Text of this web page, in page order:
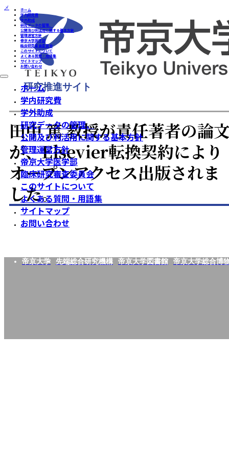
メインコンテンツへスキップ
研究推進サイト
ホーム
学内研究費
学外助成
研究データの管理、
公開及び利活用に関する基本方針
管理運営方針
帝京大学医学部
臨床研究審査委員会
このサイトについて
よくある質問・用語集
サイトマップ
お問い合わせ
ホーム
学内研究費
学外助成
研究データの管理、
公開及び利活用に関する基本方針
管理運営方針
帝京大学医学部
臨床研究審査委員会
このサイトについて
よくある質問・用語集
サイトマップ
お問い合わせ
ホーム/ お知らせ/田中 篤 教授が責任著者の論文が、Elsevier転換契約によりオープンアクセス
版されました。
田中 篤 教授が責任著者の論
が、Elsevier転換契約により
オープンアクセス出版されま
した。
帝京大学 先端総合研究機構 帝京大学図書館 帝京大学総合博